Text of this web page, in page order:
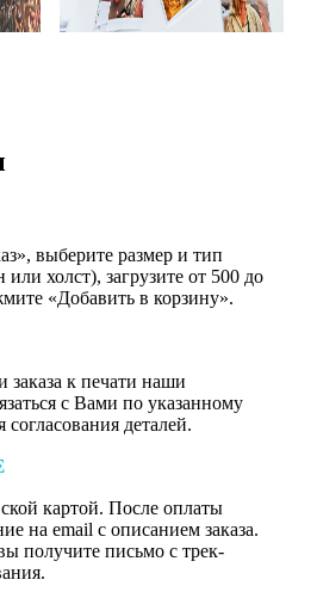
выберите размер и тип
холст), загрузите от 500 до
«Добавить в корзину».
заказа к печати наши
с Вами по указанному
деталей.
картой. После оплаты
на email с описанием заказа.
получите письмо с трек-